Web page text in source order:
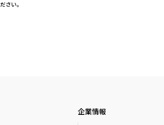
さい。
企業情報